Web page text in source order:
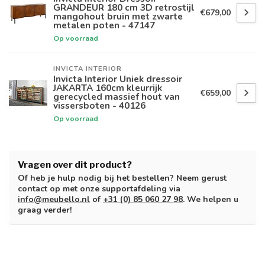
GRANDEUR 180 cm 3D retrostijl
mangohout bruin met zwarte
metalen poten - 47147
Op voorraad
€679,00
INVICTA INTERIOR
Invicta Interior Uniek dressoir
JAKARTA 160cm kleurrijk
gerecycled massief hout van
vissersboten - 40126
Op voorraad
€659,00
Vragen over dit product?
Of heb je hulp nodig bij het bestellen? Neem gerust
contact op met onze supportafdeling via
info@meubello.nl of +31 (0) 85 060 27 98. We helpen u
graag verder!